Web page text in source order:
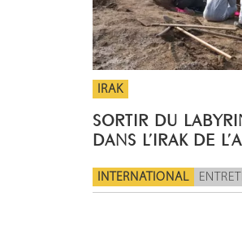
IRAK
SORTIR DU
DANS L’IRAK DE
INTERNATIONAL